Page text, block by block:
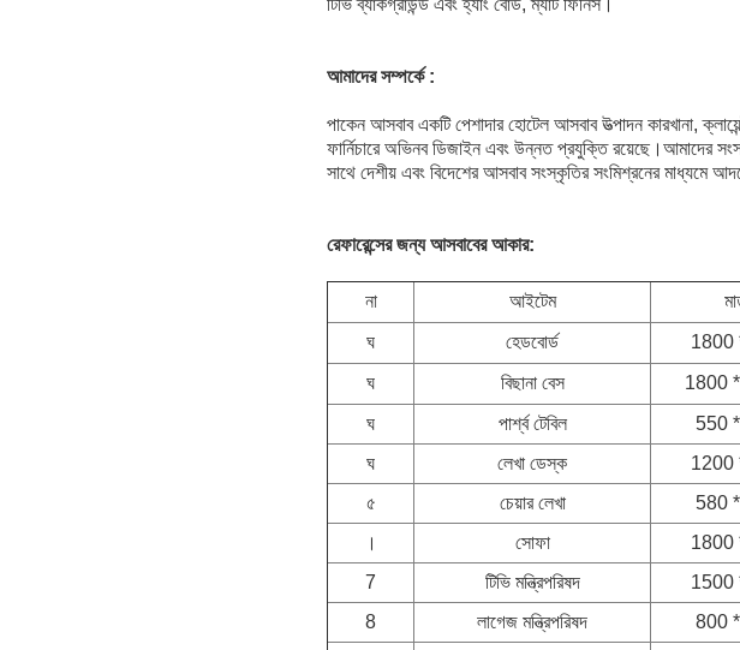
টিভি ব্যাকগ্রাউন্ড এবং হ্যাং বোর্ড, ম্যাট ফিনিস।
আমাদের সম্পর্কে :
পাকেন আসবাব একটি পেশাদার হোটেল আসবাব উত্পাদন কারখানা,
ফার্নিচারে অভিনব ডিজাইন এবং উন্নত প্রযুক্তি রয়েছে।আমাদের
সাথে দেশীয় এবং বিদেশের আসবাব সংস্কৃতির সংমিশ্রনের মাধ্যমে
রেফারেন্সের জন্য আসবাবের আকার:
না আইটেম
ঘ
হেডবোর্ড 1800
ঘ
বিছানা বেস 1800
ঘ
পার্শ্ব টেবিল 550
ঘ
লেখা ডেস্ক 1200
৫
চেয়ার লেখা 580
।
সোফা 1800
7
টিভি মন্ত্রিপরিষদ 1500
8
লাগেজ মন্ত্রিপরিষদ 800